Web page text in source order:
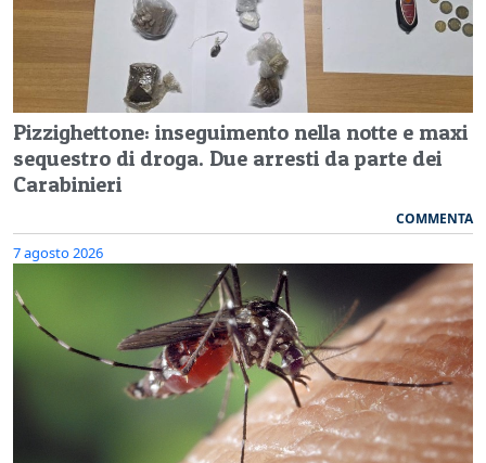
Pizzighettone: inseguimento nella notte e maxi
sequestro di droga. Due arresti da parte dei
Carabinieri
COMMENTA
7 agosto 2026